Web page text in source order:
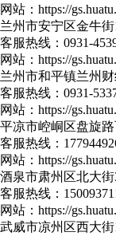
网站： https://
兰州市安宁区金牛
客服热线： 0931-
网站： https://
兰州市和平镇兰州
客服热线： 0931-
网站： https://
平凉市崆峒区盘旋
客服热线：
网站： https://
酒泉市肃州区北大
客服热线：
网站： https://
武威市凉州区西大